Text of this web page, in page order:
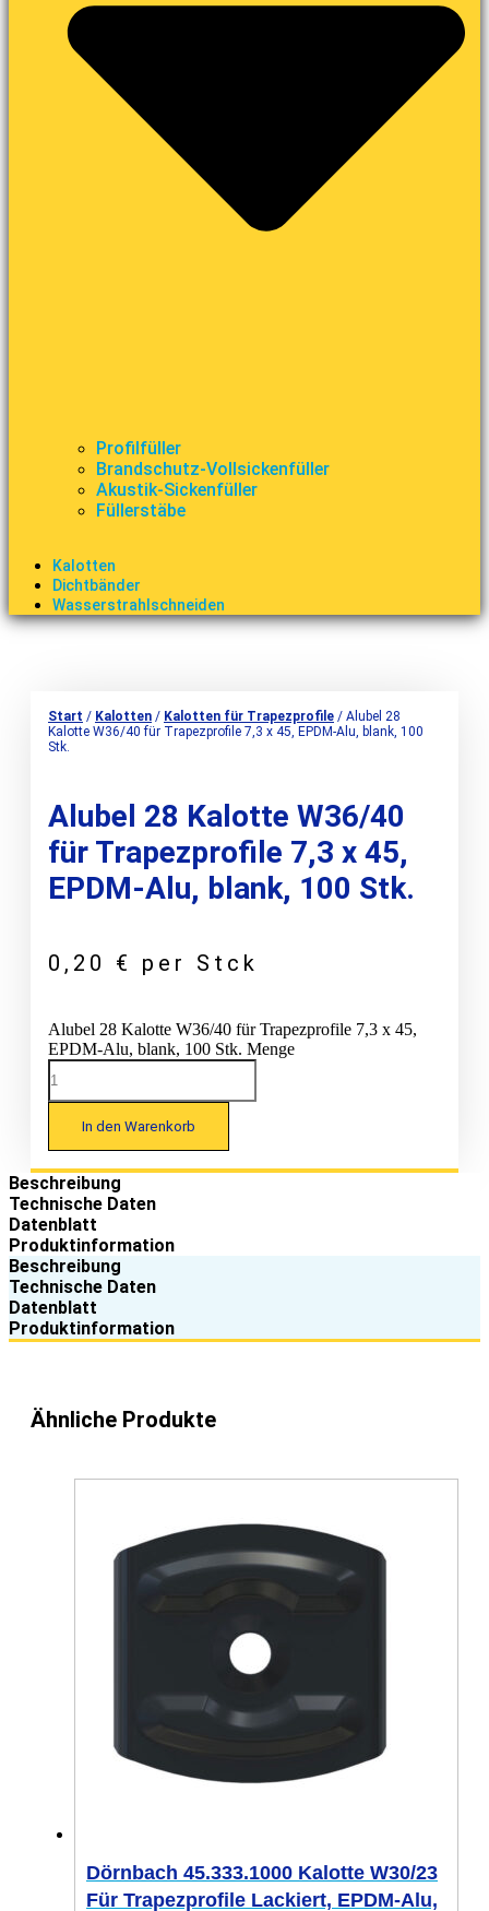
Profilfüller
Brandschutz-Vollsickenfüller
Akustik-Sickenfüller
Füllerstäbe
Kalotten
Dichtbänder
Wasserstrahlschneiden
Start / Kalotten / Kalotten für Trapezprofile / Alubel 28
Kalotte W36/40 für Trapezprofile 7,3 x 45, EPDM-Alu, blank, 100
Stk.
Alubel 28 Kalotte W36/40
für Trapezprofile 7,3 x 45,
EPDM-Alu, blank, 100 Stk.
0,20 € per Stck
Alubel 28 Kalotte W36/40 für Trapezprofile 7,3 x 45,
EPDM-Alu, blank, 100 Stk. Menge
In den Warenkorb
Beschreibung
Technische Daten
Datenblatt
Produktinformation
Beschreibung
Technische Daten
Datenblatt
Produktinformation
Ähnliche Produkte
Dörnbach 45.333.1000 Kalotte W30/23
Für Trapezprofile Lackiert, EPDM-Alu,